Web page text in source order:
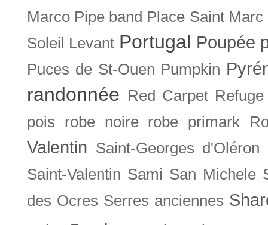
Marco Pipe band Place Saint Marc
Soleil Levant Portugal Poupée
Puces de St-Ouen Pumpkin
randonnée Red Carpet Refuge
pois
robe noire robe primark
Valentin Saint-Georges d'Oléron
Saint-Valentin Sami San Michele
des Ocres Serres anciennes